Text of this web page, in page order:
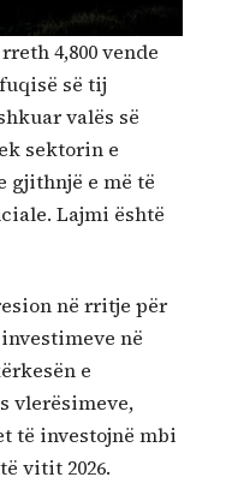
4,800 vende
së tij
valës së
sektorin e
gjithnjë e më të
Lajmi është
në rritje për
në
e
vlerësimeve,
të investojnë mbi
vitit 2026.